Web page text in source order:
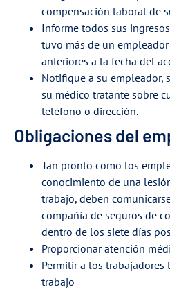
compensación laboral de
Informe todos sus
tuvo más de un
anteriores a la fecha del
Notifique a su empleador,
su médico tratante sobre
teléfono o dirección.
Obligaciones del
Tan pronto como los
conocimiento de una
trabajo, deben
compañía de seguros de
dentro de los siete días
Proporcionar atención
Permitir a los
trabajo